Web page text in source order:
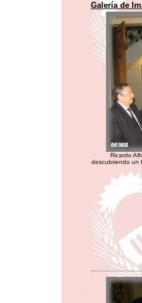
Galería de
Ricardo
descubriendo un